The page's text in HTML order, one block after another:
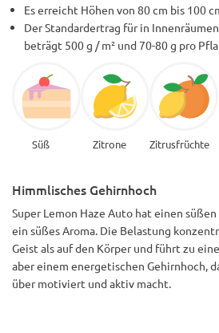
Es erreicht Höhen von 80 cm bis 100
Der Standardertrag für in
beträgt 500 g / m² und 70-80 g pro
Süß Zitrone Zitrusfrüchte
Himmlisches Gehirnhoch
Super Lemon Haze Auto hat einen
ein süßes Aroma. Die Belastung
Geist als auf den Körper und führt zu
aber einem energetischen Gehirnhoch,
über motiviert und aktiv macht.